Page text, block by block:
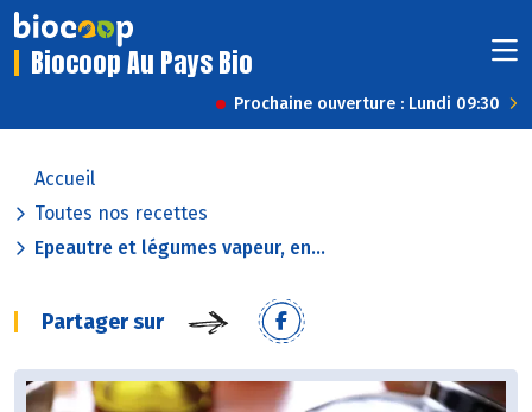
Biocoop Au Pays Bio
Prochaine ouverture : Lundi 09:30
Accueil
Toutes nos recettes
Epeautre et légumes vapeur, en...
Partager sur